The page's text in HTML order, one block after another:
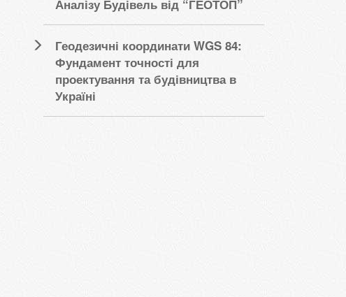
Аналізу Будівель від “ГЕОТОП”
Геодезичні координати WGS 84:
Фундамент точності для
проектування та будівництва в
Україні